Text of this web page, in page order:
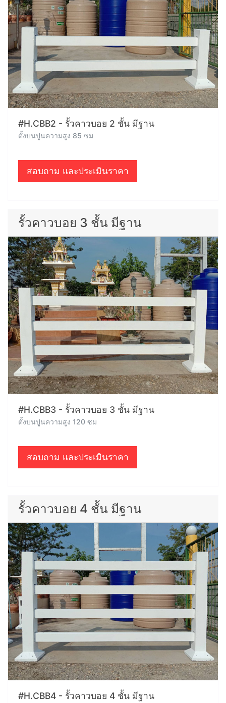
#H.CBB2 - รั้วคาวบอย 2 ชั้น มีฐาน
ตั้งบนปูนความสูง 85 ซม
สอบถาม และประเมินราคา
รั้วคาวบอย 3 ชั้น มีฐาน
#H.CBB3 - รั้วคาวบอย 3 ชั้น มีฐาน
ตั้งบนปูนความสูง 120 ซม
สอบถาม และประเมินราคา
รั้วคาวบอย 4 ชั้น มีฐาน
#H.CBB4 - รั้วคาวบอย 4 ชั้น มีฐาน